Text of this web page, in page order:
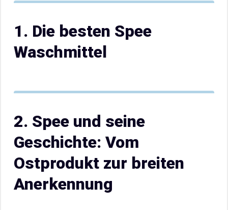
1. Die besten Spee
Waschmittel
2. Spee und seine
Geschichte: Vom
Ostprodukt zur breiten
Anerkennung